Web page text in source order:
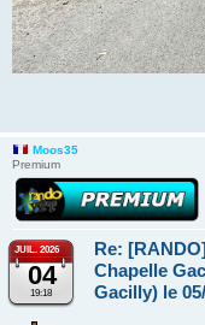
Moos35
Premium
JUIL. 2026
04
19:18
Re:
Chapelle
Gacilly) le